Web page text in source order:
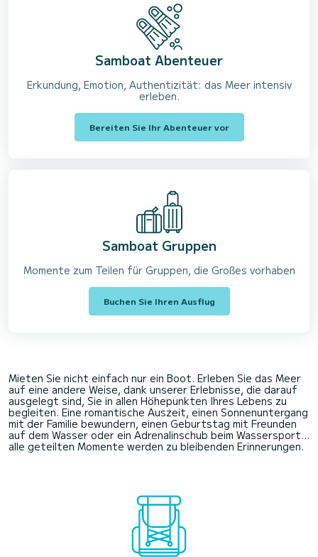
Samboat Abenteuer
Erkundung, Emotion, Authentizität: das Meer intensiv
erleben.
Bereiten Sie Ihr Abenteuer vor
Samboat Gruppen
Momente zum Teilen für Gruppen, die Großes vorhaben
Buchen Sie Ihren Ausflug
Mieten Sie nicht einfach nur ein Boot. Erleben Sie das Meer
auf eine andere Weise, dank unserer Erlebnisse, die darauf
ausgelegt sind, Sie in allen Höhepunkten Ihres Lebens zu
begleiten. Eine romantische Auszeit, einen Sonnenuntergang
mit der Familie bewundern, einen Geburtstag mit Freunden
auf dem Wasser oder ein Adrenalinschub beim Wassersport...
alle geteilten Momente werden zu bleibenden Erinnerungen.